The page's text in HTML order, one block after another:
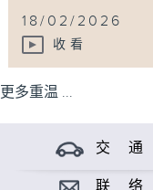
18/02/2026
收看
更多重温 ...
交 通